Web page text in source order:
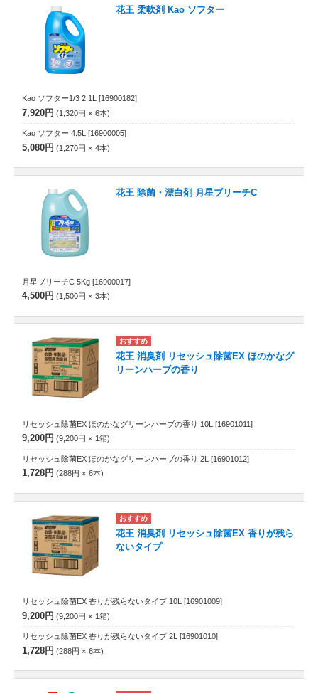
花王 柔軟剤 Kao ソフター
Kao ソフター1/3 2.1L [16900182]
7,920円 1,320円 6本
Kao ソフター 4.5L [16900005]
5,080円 1,270円 4本
花王 除菌・漂白剤 月星ブリーチC
月星ブリーチC 5Kg [16900017]
4,500円 1,500円 3本
花王 消臭剤 リセッシュ除菌EX ほのかなグ
リーンハーブの香り
リセッシュ除菌EX ほのかなグリーンハーブの香り 10L [16901011]
9,200円 9,200円 1 箱
リセッシュ除菌EX ほのかなグリーンハーブの香り 2L [16901012]
1,728円 288円 6本
花王 消臭剤 リセッシュ除菌EX 香りが残ら
ないタイプ
リセッシュ除菌EX 香りが残らないタイプ 10L [16901009]
9,200円 9,200円 1箱
リセッシュ除菌EX 香りが残らないタイプ 2L [16901010]
1,728円 288円 6本